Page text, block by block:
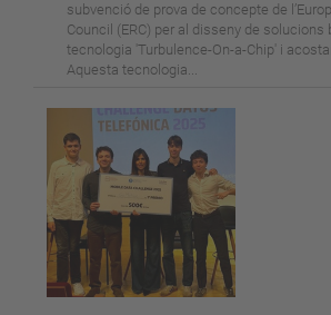
subvenció de prova de concepte de
Council (ERC) per al disseny de solucions
tecnologia 'Turbulence-On-a-Chip' i
Aquesta tecnologia...